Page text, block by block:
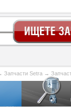
Запчасти Setra →